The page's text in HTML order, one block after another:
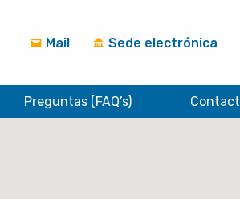
Mail Sede electrónica
Preguntas (FAQ’s) Contact